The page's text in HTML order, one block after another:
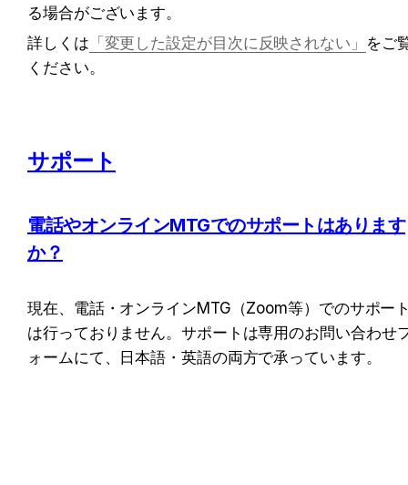
る場合がございます。
詳しくは 「変更した設定が目次に反映されない」 をご
ください。
サポート
電話やオンラインMTGでのサポートはあります
か？
現在、電話・オンラインMTG（Zoom等）でのサポー
は行っておりません。サポートは専用のお問い合わせ
ォームにて、日本語・英語の両方で承っています。